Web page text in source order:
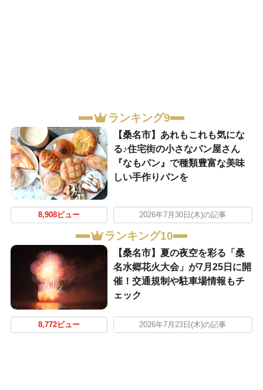
ランキング9
【桑名市】あれもこれも気にな
る♪住宅街の小さなパン屋さん
『なもパン』で種類豊富な美味
しい手作りパンを
8,908ビュー 2026年7月30日(木)の記事
ランキング10
【桑名市】夏の夜空を彩る「桑
名水郷花火大会」が7月25日に開
催！交通規制や駐車場情報もチ
ェック
8,772ビュー 2026年7月23日(木)の記事